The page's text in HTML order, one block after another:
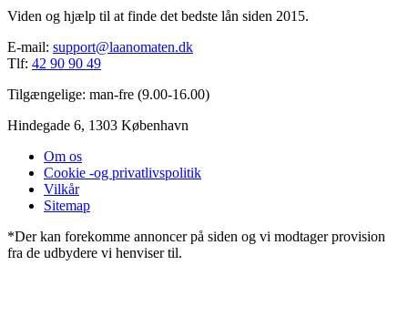
Viden og hjælp til at finde det bedste lån siden 2015.
E-mail: support@laanomaten.dk
Tlf: 42 90 90 49
Tilgængelige: man-fre (9.00-16.00)
Hindegade 6, 1303 København
Om os
Cookie -og privatlivspolitik
Vilkår
Sitemap
*Der kan forekomme annoncer på siden og vi modtager provision
fra de udbydere vi henviser til.